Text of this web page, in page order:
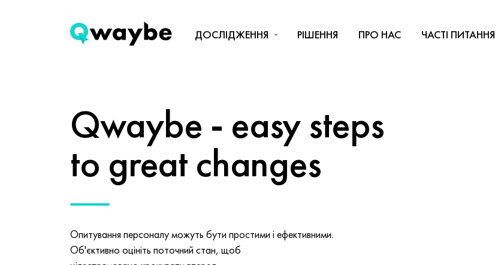
ДОСЛІДЖЕННЯ РІШЕННЯ ПРО НАС ЧАСТІ ПИТАННЯ
Qwaybe - easy steps
to great changes
Опитування персоналу можуть бути простими і ефективними.
Об'єктивно оцініть поточний стан, щоб